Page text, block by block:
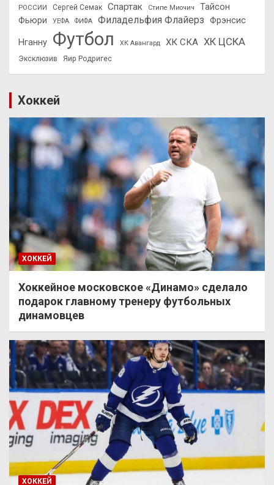
РОССИИ
Сергей Семак Спартак Стипе Миочич
Тайсон
Фьюри
УЕФА ФИФА Филадельфия Флайерз Фрэнсис
Нганну Футбол ХК Авангард ХК СКА ХК ЦСКА
Эксклюзив Яир Родригес
Хоккей
ХОККЕЙ
Хоккейное московское «Динамо» сделало
подарок главному тренеру футбольных
динамовцев
ХОККЕЙ